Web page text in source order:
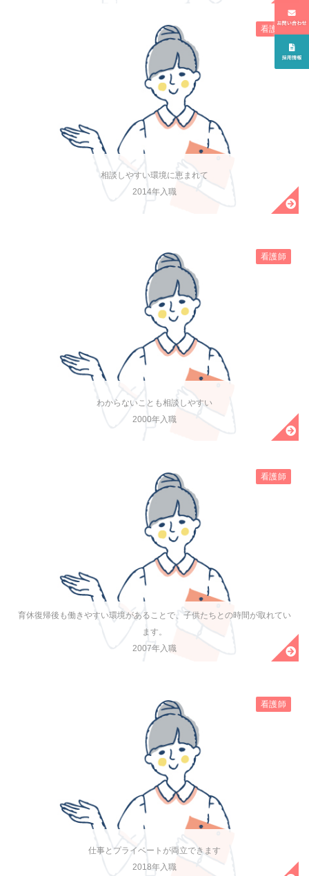
相談しやすい環境に恵まれて
2014年入職
看護師
わからないことも相談しやすい
2000年入職
看護師
育休復帰後も働きやすい環境があることで、子供たちとの時間が取れてい
ます。
2007年入職
看護師
仕事とプライベートが両立できます
2018年入職
看護師